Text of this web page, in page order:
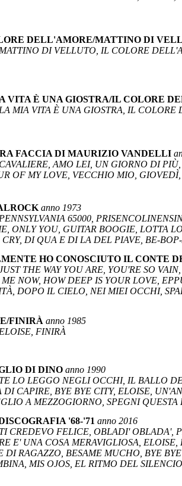
DELL'AMORE/MATTINO DI
DI VELLUTO, IL COLORE
VITA È UNA GIOSTRA/IL COLORE
MIA VITA È UNA GIOSTRA, IL COLORE
FACCIA DI MAURIZIO VANDELLI
AMO LEI, UN GIORNO DI
OF MY LOVE, VECCHIO MIO,
anno 1973
65000,
ONLY YOU, GUITAR BOOGIE, LOTTA
CRY, DI QUA E DI LA DEL PIAVE, BE-
HO CONOSCIUTO IL CONTE
THE WAY YOU ARE, YOU'RE SO
ME NOW, HOW DEEP IS YOUR LOVE,
DOPO IL CIELO, NEI MIEI OCCHI,
FINIRÀ anno 1985
FINIRÀ
DI DINO anno 1990
LO LEGGO NEGLI OCCHI, IL BALLO
DI CAPIRE, BYE BYE CITY, ELOISE,
A MEZZOGIORNO, SPEGNI
'68-'71 anno 2016
CREDEVO FELICE, OBLADI' OBLADA',
E' UNA COSA MERAVIGLIOSA,
DI RAGAZZO, BESAME MUCHO, BYE
MIS OJOS, EL RITMO DEL